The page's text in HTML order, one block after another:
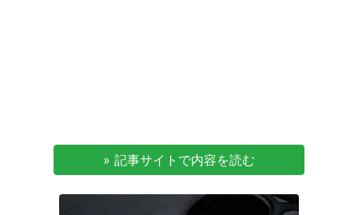
» 記事サイトで内容を読む